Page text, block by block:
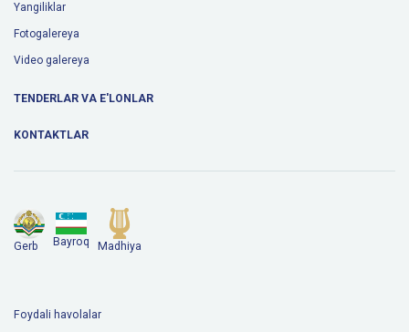
Yangiliklar
Fotogalereya
Video galereya
TENDERLAR VA E'LONLAR
KONTAKTLAR
Gerb Bayroq Madhiya
Foydali havolalar